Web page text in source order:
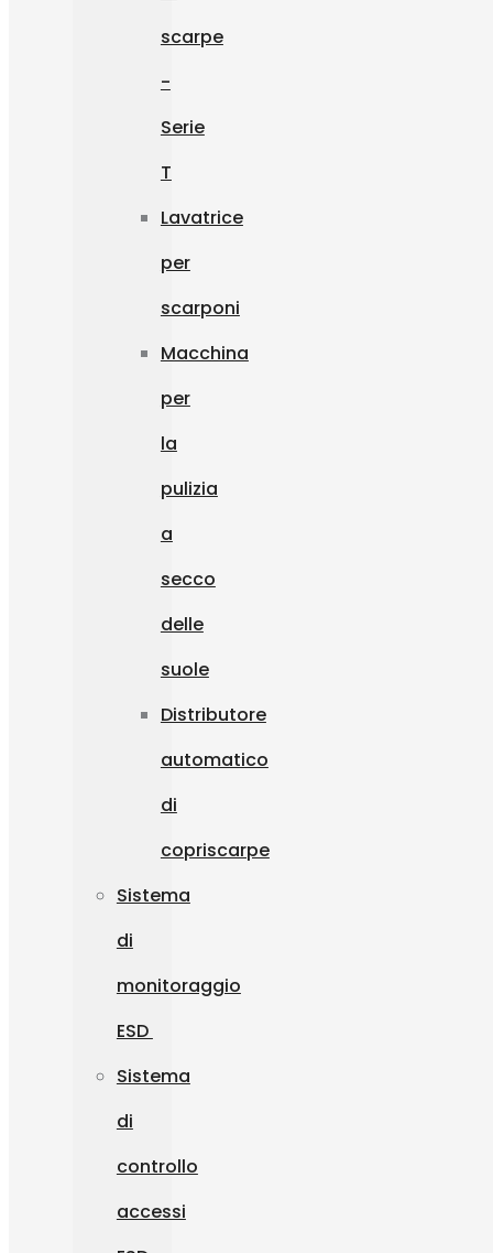
scarpe
-
Serie
T
Lavatrice
per
scarponi
Macchina
per
la
pulizia
a
secco
delle
suole
Distributore
automatico
di
copriscarpe
Sistema
di
monitoraggio
ESD
Sistema
di
controllo
accessi